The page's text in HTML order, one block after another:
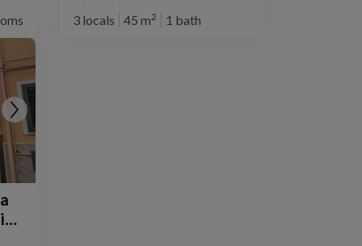
di Sicilia
3 locals
45 m2 1 bath